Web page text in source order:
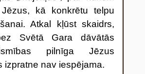
kā konkrētu telpu
Atkal kļūst skaidrs,
Svētā Gara dāvātās
pilnīga Jēzus
izpratne nav iespējama.